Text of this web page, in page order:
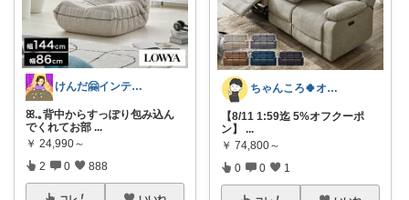
けんだ🤗インテリア多め
ꕤ.｡背中からすっぽり包み込ん
でくれてお部 ...
￥ 24,990～
2 0 888
コレ いいね
ちゃんころ🍀オリ写/インテリア/キッズ
【8/11 1:59迄 5%オフクーポ
ン】
...
￥ 74,800～
0 0 1